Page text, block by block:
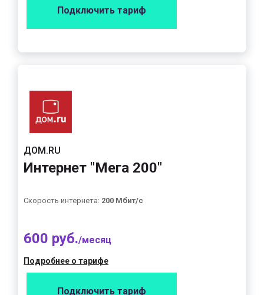
Подключить тариф
ДОМ.RU
Интернет "Мега 200"
Скорость интернета: 200 Мбит/с
600 руб./месяц
Подробнее о тарифе
Подключить тариф